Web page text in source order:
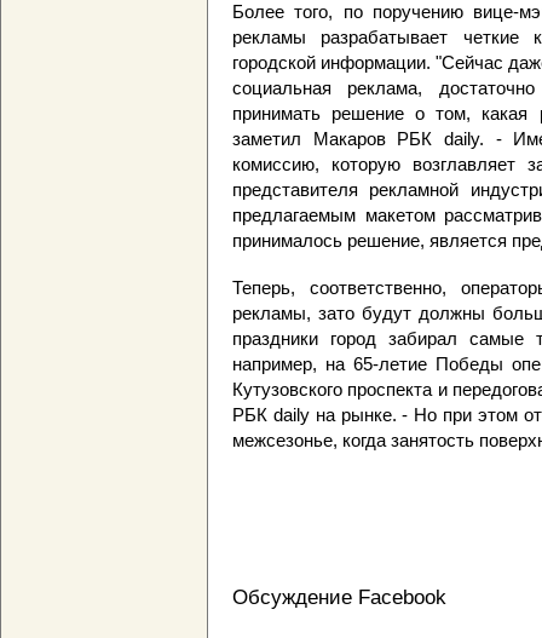
Более того, по поручению вице-
рекламы разрабатывает четкие
городской информации. "Сейчас
социальная реклама,
принимать решение о том, какая
заметил Макаров РБК daily. -
комиссию, которую
представителя рекламной
предлагаемым макетом
принималось решение, является
Теперь, соответственно,
рекламы, зато будут должны
праздники город забирал самые
например, на 65-летие Победы
Кутузовского проспекта и
РБК daily на рынке. - Но при этом
межсезонье, когда занятость
Обсуждение Facebook